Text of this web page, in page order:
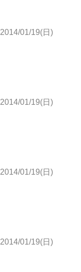
2014/01/19(日)
2014/01/19(日)
2014/01/19(日)
2014/01/19(日)